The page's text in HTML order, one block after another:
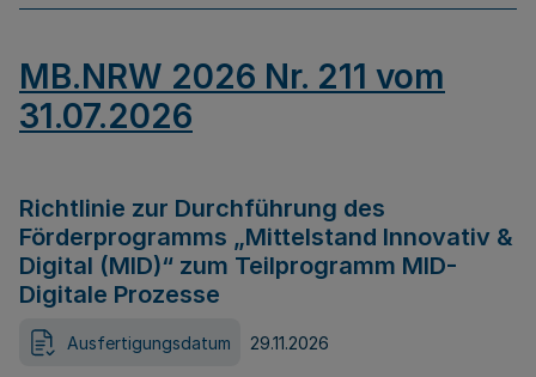
MB.NRW 2026 Nr. 211 vom
31.07.2026
Richtlinie zur Durchführung des
Förderprogramms „Mittelstand Innovativ &
Digital (MID)“ zum Teilprogramm MID-
Digitale Prozesse
Ausfertigungsdatum 29.11.2026